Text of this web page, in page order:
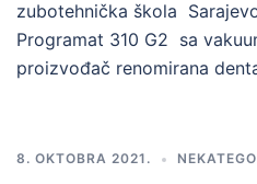
zubotehnička škola
Programat 310 G2 sa
proizvođač renomirana
8. OKTOBRA 2021.